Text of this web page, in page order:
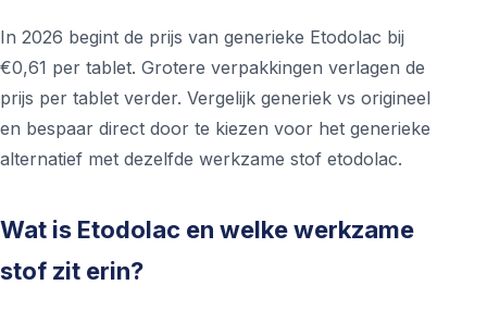
In 2026 begint de prijs van generieke Etodolac bij
€0,61 per tablet. Grotere verpakkingen verlagen de
prijs per tablet verder. Vergelijk generiek vs origineel
en bespaar direct door te kiezen voor het generieke
alternatief met dezelfde werkzame stof etodolac.
Wat is Etodolac en welke werkzame
stof zit erin?